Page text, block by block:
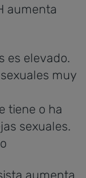
aumenta
es elevado.
muy
tiene o ha
sexuales.
aumenta